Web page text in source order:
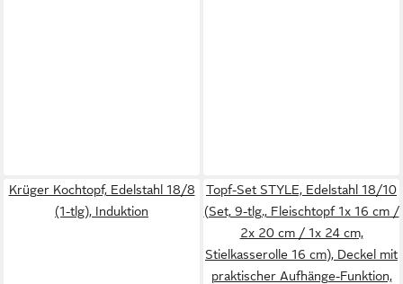
Krüger Kochtopf, Edelstahl 18/8
(1-tlg), Induktion
Topf-Set STYLE, Edelstahl 18/10
(Set, 9-tlg., Fleischtopf 1x 16 cm /
2x 20 cm / 1x 24 cm,
Stielkasserolle 16 cm), Deckel mit
praktischer Aufhänge-Funktion,